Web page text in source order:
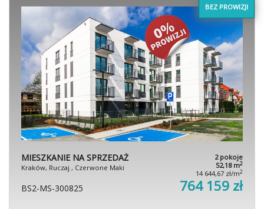
BEZ PROWIZJI
MIESZKANIE NA SPRZEDAŻ
Kraków, Ruczaj , Czerwone Maki
2 pokoje
52,18 m2
14 644,67 zł/m2
BS2-MS-300825 764 159 zł